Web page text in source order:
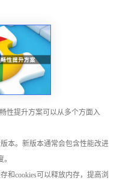
性提升方案可以从多个方面入
本。新版本通常会包含性能改进
和cookies可以释放内存，提高浏